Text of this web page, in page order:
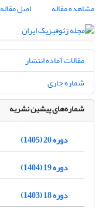
مشاهده مقاله
اصل مقاله
مقالات آماده انتشار
شماره جاری
شماره‌های پیشین نشریه
دوره 20 (1405)
دوره 19 (1404)
دوره 18 (1403)